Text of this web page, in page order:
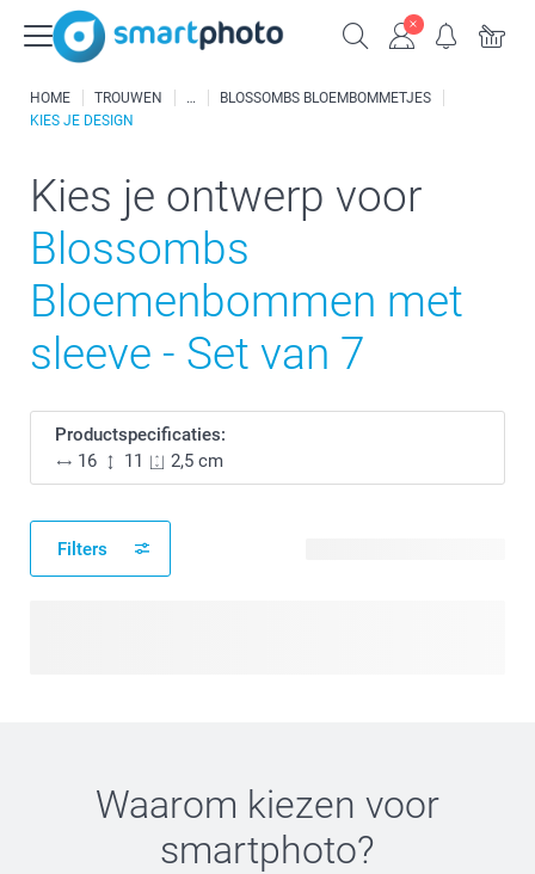
HOME TROUWEN
BLOSSOMBS BLOEMBOMMETJES
KIES JE DESIGN
Kies je ontwerp voor
Blossombs
Bloemenbommen met
sleeve - Set van 7
Productspecificaties:
16
11 2,5 cm
Filters
Waarom kiezen voor
smartphoto?